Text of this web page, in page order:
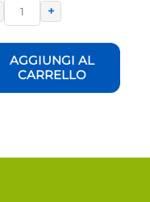
+
AGGIUNGI AL
CARRELLO